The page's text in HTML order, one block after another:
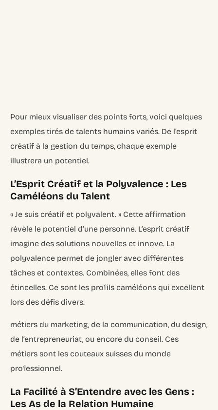
Pour mieux visualiser des points forts, voici quelques
exemples tirés de talents humains variés. De l’esprit
créatif à la gestion du temps, chaque exemple
illustrera un potentiel.
L’Esprit Créatif et la Polyvalence : Les
Caméléons du Talent
« Je suis créatif et polyvalent. » Cette affirmation
révèle le potentiel d’une personne. L’esprit créatif
imagine des solutions nouvelles et innove. La
polyvalence permet de jongler avec différentes
tâches et contextes. Combinées, elles font des
étincelles. Ce sont les profils caméléons qui excellent
lors des défis divers.
métiers du marketing, de la communication, du design,
de l’entrepreneuriat, ou encore du conseil. Ces
métiers sont les couteaux suisses du monde
professionnel.
La Facilité à S’Entendre avec les Gens :
Les As de la Relation Humaine